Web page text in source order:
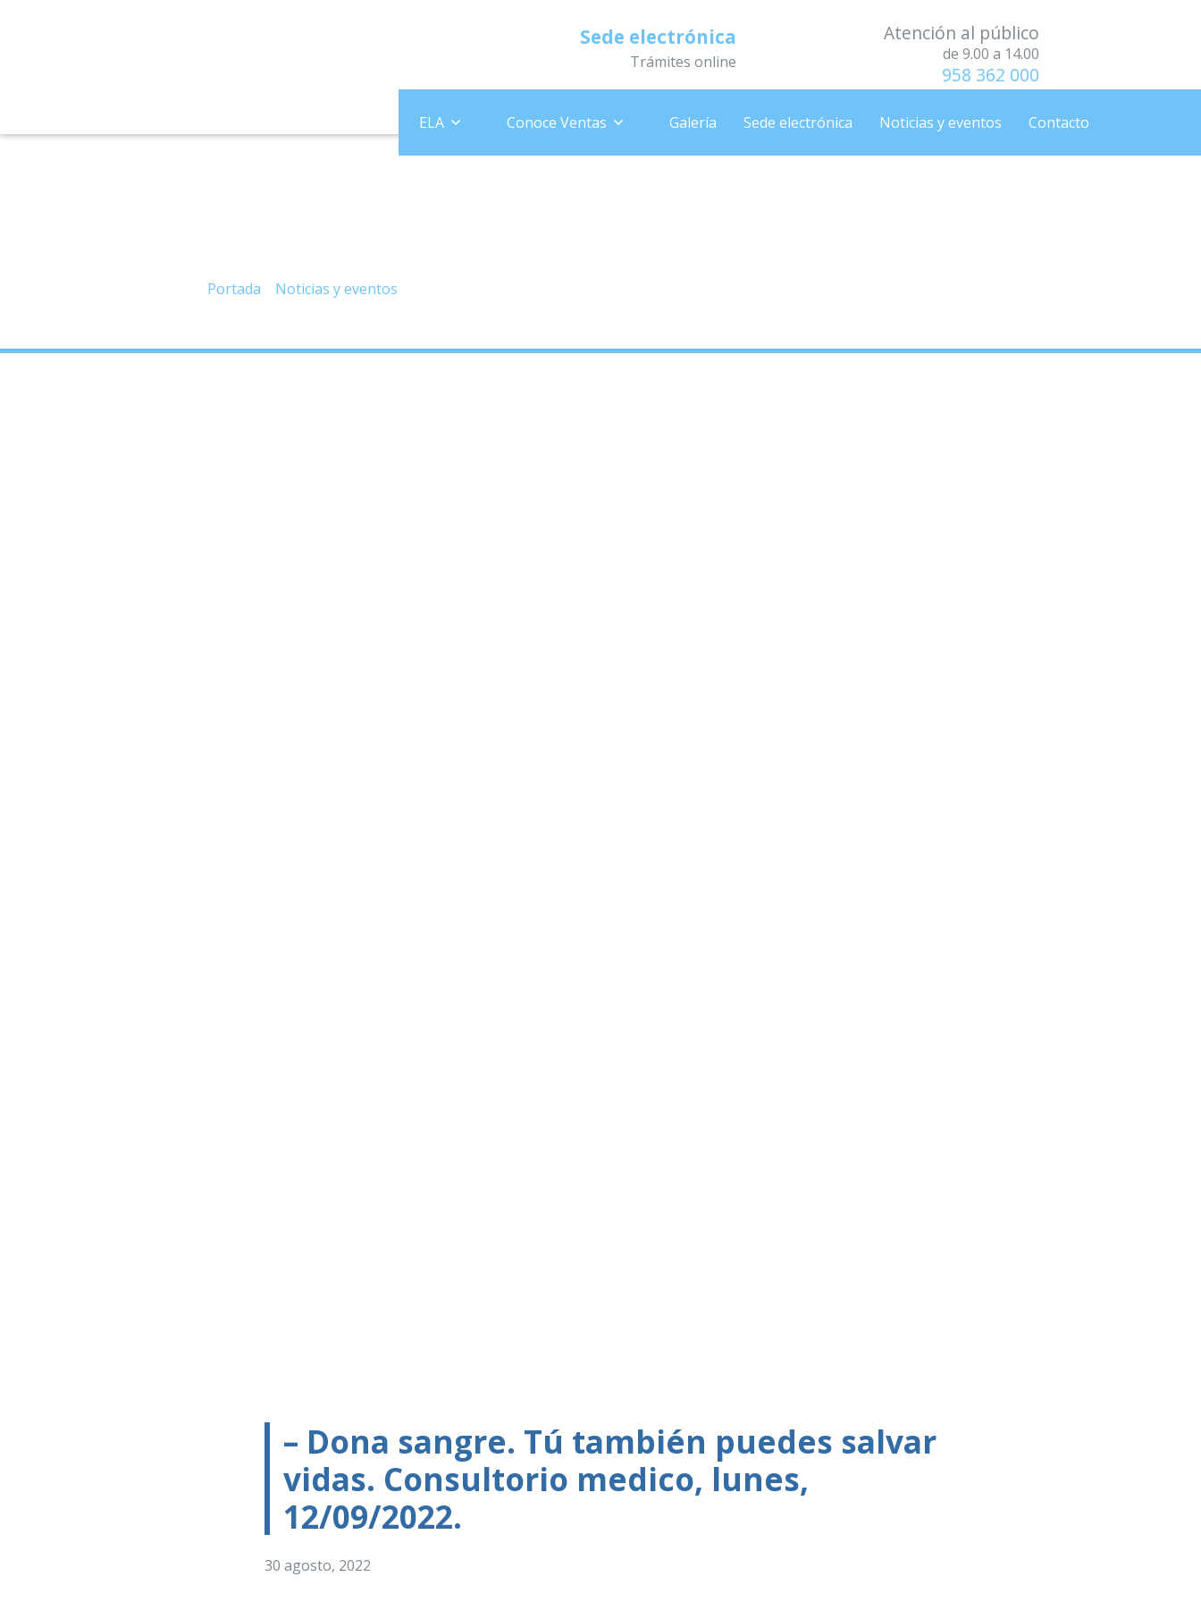
Sede electrónica
Trámites online
Atención al público
de 9.00 a 14.00
958 362 000
ELA Conoce Ventas Galería Sede electrónica Noticias y eventos Contacto
Portada Noticias y eventos
– Dona sangre. Tú también puedes salvar
vidas. Consultorio medico, lunes,
12/09/2022.
30 agosto, 2022